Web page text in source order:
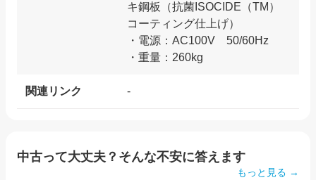
キ鋼板（抗菌ISOCIDE（TM）
コーティング仕上げ）
・電源：AC100V 50/60Hz
・重量：260kg
関連リンク -
中古って大丈夫？そんな不安に答えます
もっと見る →